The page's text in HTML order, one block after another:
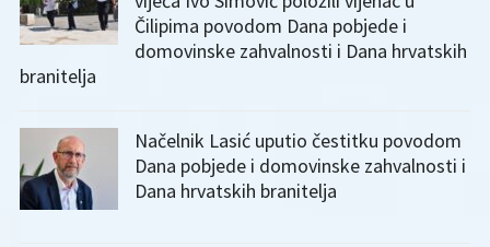
Čilipima povodom Dana pobjede i
domovinske zahvalnosti i Dana hrvatskih
branitelja
Načelnik Lasić uputio čestitku povodom
Dana pobjede i domovinske zahvalnosti i
Dana hrvatskih branitelja